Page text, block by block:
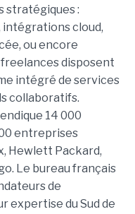
stratégiques :
intégrations cloud,
ou encore
disposent
intégré de services
collaboratifs.
14 000
entreprises
Hewlett Packard,
Le bureau français
de
expertise du Sud de